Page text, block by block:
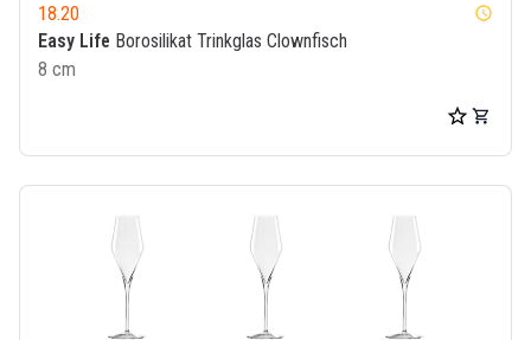
18.20 watch_later
Easy Life Borosilikat Trinkglas Clownfisch
8 cm